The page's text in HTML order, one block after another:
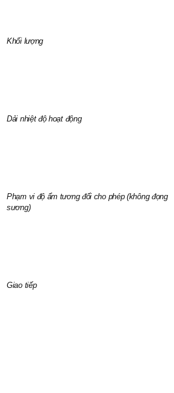
Khối lượng
Dải nhiệt độ hoạt động
Phạm vi độ ẩm tương đối cho phép (không đọng
sương)
Giao tiếp